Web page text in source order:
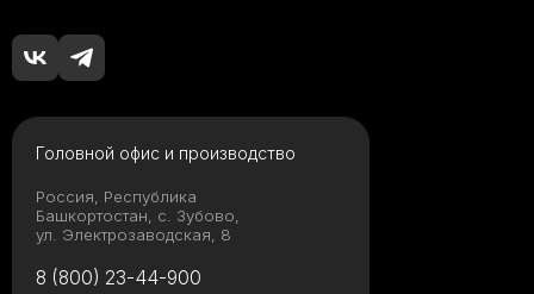
Головной офис и производство
Россия, Республика
Башкортостан, с. Зубово,
ул. Электрозаводская, 8
8 (800) 23-44-900